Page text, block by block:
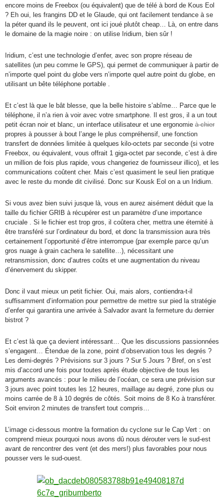
encore moins de Freebox (ou équivalent) que de télé à bord de Kous Eol
? Eh oui, les frangins DD et le Glaude, qui ont facilement tendance à se
la péter quand ils le peuvent, ont ici joué plutôt cheap… Là, on entre dans
le domaine de la magie noire : on utilise Iridium, bien sûr !
Iridium, c’est une technologie d’enfer, avec son propre réseau de
satellites (un peu comme le GPS), qui permet de communiquer à partir de
n’importe quel point du globe vers n’importe quel autre point du globe, en
utilisant un bête téléphone portable .
Et c’est là que le bât blesse, que la belle histoire s’abîme… Parce que le
téléphone, il n’a rien à voir avec votre smartphone. Il est gros, il a un tout
petit écran noir et blanc, un interface utilisateur et une ergonomie à chier
propres à pousser à bout l’ange le plus compréhensif, une fonction
transfert de données limitée à quelques kilo-octets par seconde (si votre
Freebox, ou équivalent, vous offrait 1 giga-octet par seconde, c’est à dire
un million de fois plus rapide, vous changeriez de fournisseur illico), et les
communications coûtent cher. Mais c’est quasiment le seul lien pratique
avec le reste du monde dit civilisé. Donc sur Kousk Eol on a un Iridium.
Si vous avez bien suivi jusque là, vous en aurez aisément déduit que la
taille du fichier GRIB à récupérer est un paramètre d’une importance
cruciale . Si le fichier est trop gros, il coûtera cher, mettra une éternité à
être transféré sur l’ordinateur du bord, et donc la transmission aura très
certainement l’opportunité d’être interrompue (par exemple parce qu’un
gros nuage à grain cachera le satellite…), nécessitant une
retransmission, donc d’autres coûts et une augmentation du niveau
d’énervement du skipper.
Donc il vaut mieux un petit fichier. Oui, mais alors, contiendra-t-il
suffisamment d’information pour permettre de mettre sur pied la stratégie
d’enfer qui garantira une arrivée à Salvador avant la fermeture du dernier
bistrot ?
Et c’est là que ça devient intéressant… Que les discussions passionnées
s’engagent… Étendue de la zone, point d’observation tous les degrés ?
Les demi-degrés ? Prévisions sur 3 jours ? Sur 5 Jours ? Bref, on s’est
mis d’accord une fois pour toutes après étude objective de tous les
arguments avancés : pour le milieu de l’océan, ce sera une prévision sur
3 jours avec point toutes les 12 heures, maillage au degré, zone plus ou
moins carrée de 8 à 10 degrés de côtés. Soit moins de 8 Ko à transférer.
Soit environ 2 minutes de transfert tout compris…
L’image ci-dessous montre la formation du cyclone sur le Cap Vert : on
comprend mieux pourquoi nous avons dû nous dérouter vers le sud-est
avant de rencontrer des vent (et des mers!) plus favorables pour nous
pousser vers le sud-ouest.